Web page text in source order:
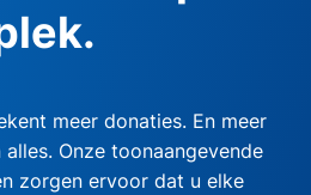
meer donaties. En meer
Onze toonaangevende
zorgen ervoor dat u elke